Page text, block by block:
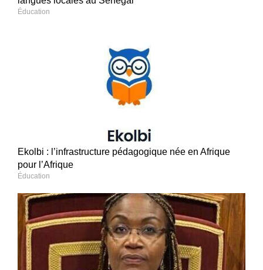
Éducation
Ekolbi : l’infrastructure pédagogique née en Afrique
pour l’Afrique
Éducation